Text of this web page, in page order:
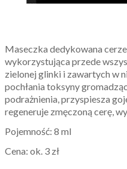
Maseczka dedykowana
wykorzystująca przede
zielonej glinki i zawartych w
pochłania toksyny
podrażnienia, przyspiesza
regeneruje zmęczoną cerę,
Pojemność: 8 ml
Cena: ok. 3 zł